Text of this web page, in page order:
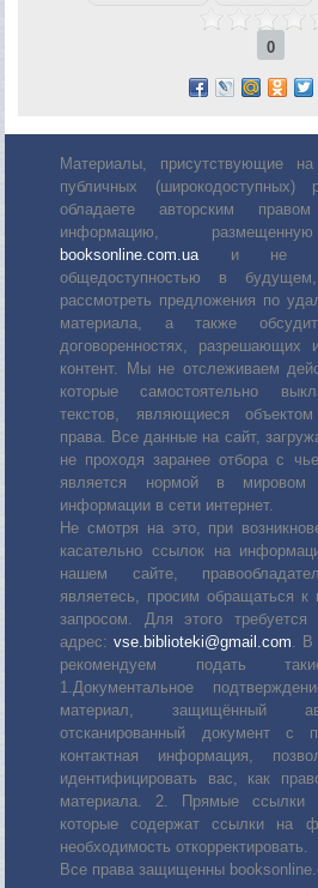
0
Материалы, присутствующие
публичных
обладаете авторским
информацию,
booksonline.com.uaи не
общедоступностью в
рассмотреть предложения по
материала, а также
договоренностях, разрешающих
контент. Мы не отслеживаем
которые самостоятельно
текстов, являющиеся
права. Все данные на сайт,
не проходя заранее отбора с
является нормой в мировом
информации в сети интернет.
Не смотря на это, при
касательно ссылок на
нашем сайте,
являетесь, просим обращаться
запросом. Для этого
адрес: vse.biblioteki@gmail.com. В
рекомендуем подать
1.Документальное
материал, защищённый
отсканированный документ с
контактная информация,
идентифицировать вас, как
материала. 2. Прямые ссылки
которые содержат ссылки на
необходимость откорректировать.
Все права защищенны